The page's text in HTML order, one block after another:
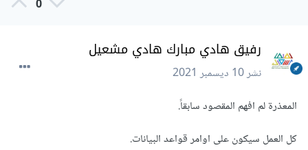
0
رفيق هادي مبارك هادي مشعيل
نشر10 ديسمبر 2021
المعذرة لم افهم المقصود سابقاً.
كل العمل سيكون على اوامر قواعد البيانات.